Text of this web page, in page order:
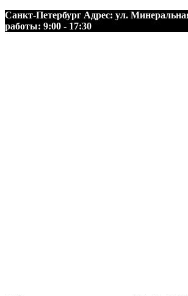
Санкт-Петербург Адрес: ул.
работы: 9:00 - 17:30